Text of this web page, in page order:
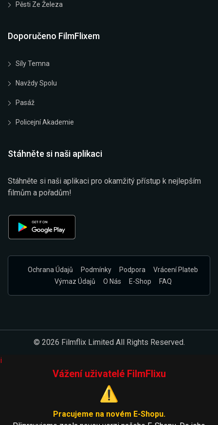
Pěsti Ze Železa
Doporučeno FilmFlixem
Síly Temna
Navždy Spolu
Pasáž
Policejní Akademie
Stáhněte si naši aplikaci
Stáhněte si naši aplikaci pro okamžitý přístup k nejlepším
filmům a pořadům!
Ochrana Údajů Podmínky Podpora
Vrácení Plateb
Výmaz Údajů
O Nás E-Shop FAQ
© 2026 Filmflix Limited All Rights Reserved.
i
Vážení uživatelé FilmFlixu
⚠️
Pracujeme na novém E-Shopu.